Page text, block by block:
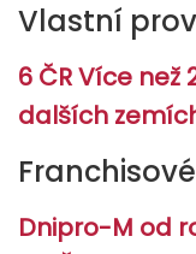
Vlastní
6 ČR Více
dalších
Dnipro-M od